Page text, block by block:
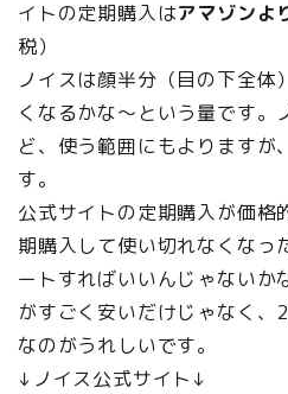
イトの定期購入はアマゾンよ
税）
ノイスは顔半分（目の下全体
くなるかな～という量です。
ど、使う範囲にもよりますが
す。
公式サイトの定期購入が価格
期購入して使い切れなくなっ
ートすればいいんじゃないか
がすごく安いだけじゃなく
なのがうれしいです。
↓ノイス公式サイト↓